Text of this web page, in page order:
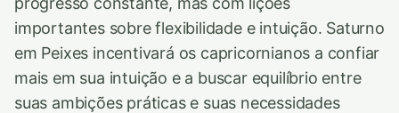
importantes sobre flexibilidade e intuição. Saturno
em Peixes incentivará os capricornianos a confiar
mais em sua intuição e a buscar equilíbrio entre
suas ambições práticas e suas necessidades